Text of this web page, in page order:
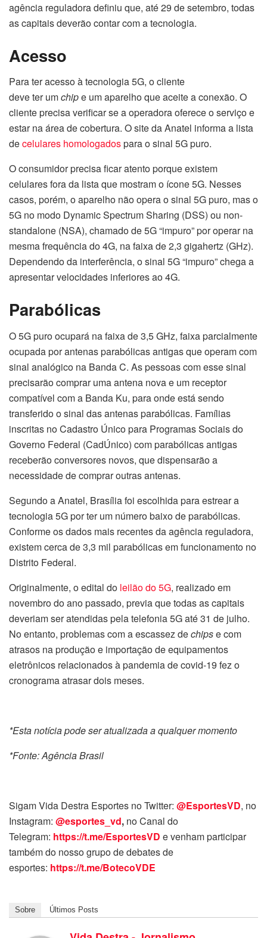
agência reguladora definiu que, até 29 de setembro, todas
as capitais deverão contar com a tecnologia.
Acesso
Para ter acesso à tecnologia 5G, o cliente
deve ter umchipe um aparelho que aceite a conexão. O
cliente precisa verificar se a operadora oferece o serviço e
estar na área de cobertura. O site da Anatel informa a lista
decelulares homologadospara o sinal 5G puro.
O consumidor precisa ficar atento porque existem
celulares fora da lista que mostram o ícone 5G. Nesses
casos, porém, o aparelho não opera o sinal 5G puro, mas o
5G no modo Dynamic Spectrum Sharing (DSS) ou non-
standalone (NSA), chamado de 5G “impuro” por operar na
mesma frequência do 4G, na faixa de 2,3 gigahertz (GHz).
Dependendo da interferência, o sinal 5G “impuro” chega a
apresentar velocidades inferiores ao 4G.
Parabólicas
O 5G puro ocupará na faixa de 3,5 GHz, faixa parcialmente
ocupada por antenas parabólicas antigas que operam com
sinal analógico na Banda C. As pessoas com esse sinal
precisarão comprar uma antena nova e um receptor
compatível com a Banda Ku, para onde está sendo
transferido o sinal das antenas parabólicas. Famílias
inscritas no Cadastro Único para Programas Sociais do
Governo Federal (CadÚnico) com parabólicas antigas
receberão conversores novos, que dispensarão a
necessidade de comprar outras antenas.
Segundo a Anatel, Brasília foi escolhida para estrear a
tecnologia 5G por ter um número baixo de parabólicas.
Conforme os dados mais recentes da agência reguladora,
existem cerca de 3,3 mil parabólicas em funcionamento no
Distrito Federal.
Originalmente, o edital do leilão do 5G, realizado em
novembro do ano passado, previa que todas as capitais
deveriam ser atendidas pela telefonia 5G até 31 de julho.
No entanto, problemas com a escassez dechipse com
atrasos na produção e importação de equipamentos
eletrônicos relacionados à pandemia de covid-19 fez o
cronograma atrasar dois meses.
*Esta notícia pode ser atualizada a qualquer momento
*Fonte: Agência Brasil
Sigam Vida Destra Esportes no Twitter: @EsportesVD, no
Instagram: @esportes_vd, no Canal do
Telegram: https://t.me/EsportesVD e venham participar
também do nosso grupo de debates de
esportes: https://t.me/BotecoVDE
Sobre Últimos Posts